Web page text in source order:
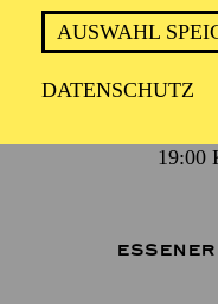
AUSWAHL
DATENSCHUTZ
19:00